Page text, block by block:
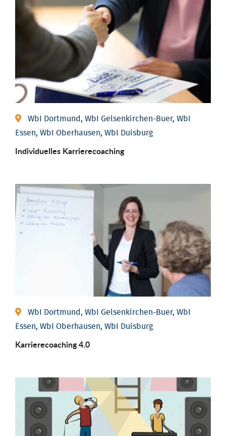
WbI Dortmund, WbI Gelsenkirchen-Buer, WbI
Essen, WbI Oberhausen, WbI Duisburg
Individu­elles Karrierecoaching
WbI Dortmund, WbI Gelsenkirchen-Buer, WbI
Essen, WbI Oberhausen, WbI Duisburg
Karriere­coaching 4.0